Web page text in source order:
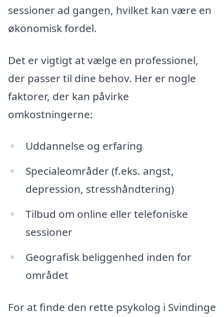
sessioner ad gangen, hvilket kan være en
økonomisk fordel.
Det er vigtigt at vælge en professionel,
der passer til dine behov. Her er nogle
faktorer, der kan påvirke
omkostningerne:
Uddannelse og erfaring
Specialeområder (f.eks. angst,
depression, stresshåndtering)
Tilbud om online eller telefoniske
sessioner
Geografisk beliggenhed inden for
området
For at finde den rette psykolog i Svindinge